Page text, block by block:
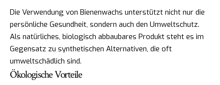
Die Verwendung von Bienenwachs unterstützt nicht nur die
persönliche Gesundheit, sondern auch den Umweltschutz.
Als natürliches, biologisch abbaubares Produkt steht es im
Gegensatz zu synthetischen Alternativen, die oft
umweltschädlich sind.
Ökologische Vorteile